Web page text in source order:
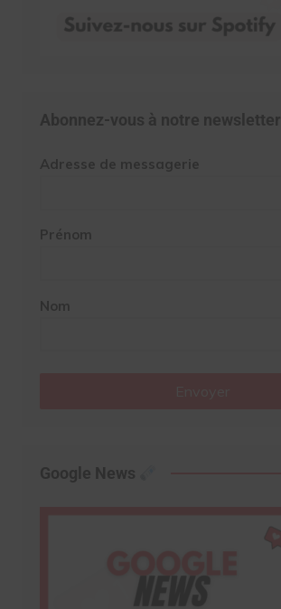
Abonnez-vous à notre newsletter
Adresse de messagerie
Prénom
Nom
Google News